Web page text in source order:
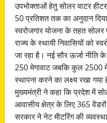
उपभोक्ताओं हेतु सोलर वाटर
50 प्रतिशत तक का अनुदान
स्वरोजगार योजना के तहत सोलर
राज्य के स्थायी निवासियों को
जा रहा है। नई सौर ऊर्जा
250 मेगावाट जबकि कुल 2500
स्थापना करने का लक्ष्य रखा गया
मुख्यमंत्री ने कहा कि प्रदेश में
आवासीय क्षेत्र के लिए 365
सरकार ने नेट मीटरिंग की